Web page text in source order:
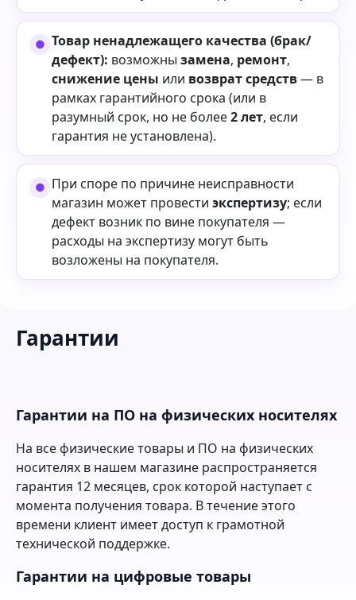
Товар ненадлежащего качества (брак/
дефект): возможны замена, ремонт,
снижение цены или возврат средств— в
рамках гарантийного срока (или в
разумный срок, но не более2 лет, если
гарантия не установлена).
При споре по причине неисправности
магазин может провести экспертизу; если
дефект возник по вине покупателя —
расходы на экспертизу могут быть
возложены на покупателя.
Гарантии
Гарантии на ПО на физических носителях
На все физические товары и ПО на физических
носителях в нашем магазине распространяется
гарантия 12 месяцев, срок которой наступает с
момента получения товара. В течение этого
времени клиент имеет доступ к грамотной
технической поддержке.
Гарантии на цифровые товары